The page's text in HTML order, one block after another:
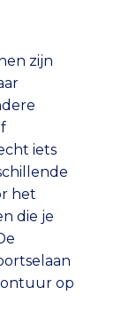
zijn
iets
het
die je
op